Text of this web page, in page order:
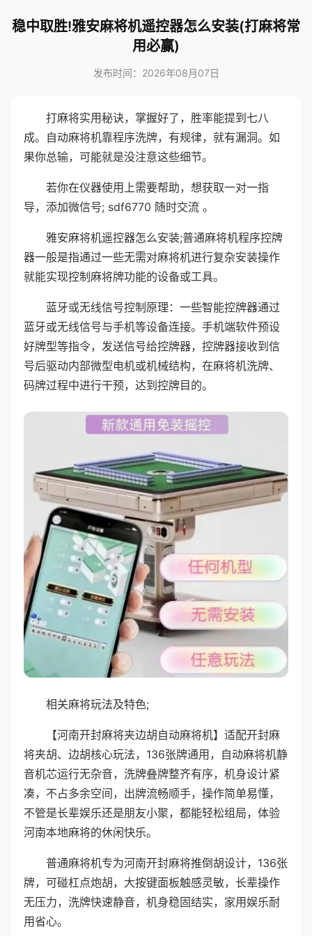
稳中取胜!雅安麻将机遥控器怎么安装(打麻将常
用必赢)
发布时间：2026年08月07日
打麻将实用秘诀，掌握好了，胜率能提到七八
成。自动麻将机靠程序洗牌，有规律，就有漏洞。如
果你总输，可能就是没注意这些细节。
若你在仪器使用上需要帮助，想获取一对一指
导，添加微信号; sdf6770 随时交流 。
雅安麻将机遥控器怎么安装;普通麻将机程序控牌
器一般是指通过一些无需对麻将机进行复杂安装操作
就能实现控制麻将牌功能的设备或工具。
蓝牙或无线信号控制原理：一些智能控牌器通过
蓝牙或无线信号与手机等设备连接。手机端软件预设
好牌型等指令，发送信号给控牌器，控牌器接收到信
号后驱动内部微型电机或机械结构，在麻将机洗牌、
码牌过程中进行干预，达到控牌目的。
相关麻将玩法及特色;
【河南开封麻将夹边胡自动麻将机】适配开封麻
将夹胡、边胡核心玩法，136张牌通用，自动麻将机静
音机芯运行无杂音，洗牌叠牌整齐有序，机身设计紧
凑，不占多余空间，出牌流畅顺手，操作简单易懂，
不管是长辈娱乐还是朋友小聚，都能轻松组局，体验
河南本地麻将的休闲快乐。
普通麻将机专为河南开封麻将推倒胡设计，136张
牌，可碰杠点炮胡，大按键面板触感灵敏，长辈操作
无压力，洗牌快速静音，机身稳固结实，家用娱乐耐
用省心。